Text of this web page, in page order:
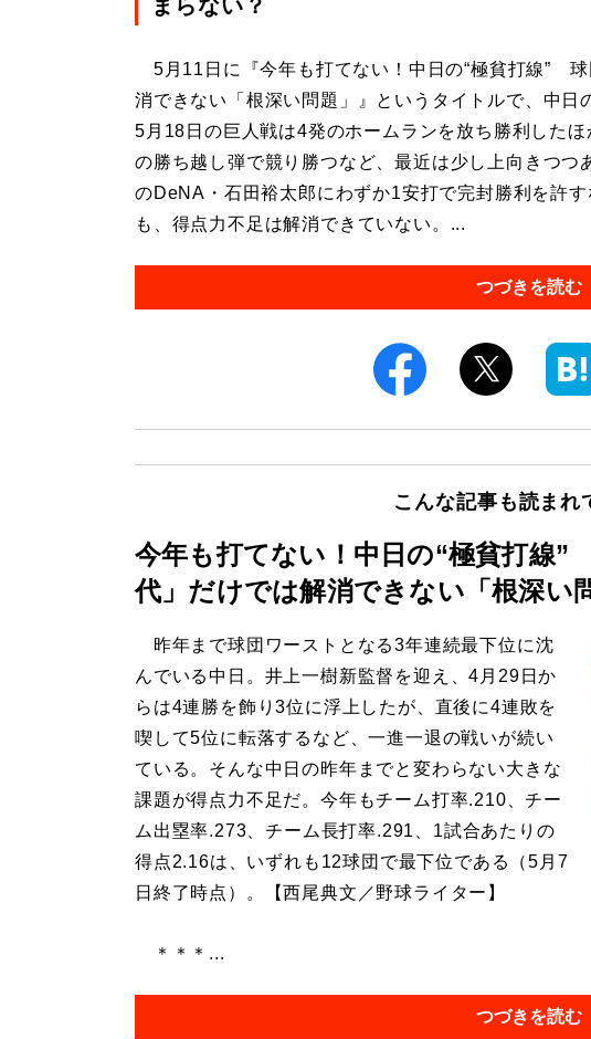
まらない？
5月11日に『今年も打てない！中日の“極貧打線”
消できない「根深い問題」』というタイトルで、中日
5月18日の巨人戦は4発のホームランを放ち勝利した
の勝ち越し弾で競り勝つなど、最近は少し上向きつつ
のDeNA・石田裕太郎にわずか1安打で完封勝利を許
も、得点力不足は解消できていない。...
つづきを読む
こんな記事も読まれ
今年も打てない！中日の“極貧打線
代」だけでは解消できない「根深い
昨年まで球団ワーストとなる3年連続最下位に沈
んでいる中日。井上一樹新監督を迎え、4月29日か
らは4連勝を飾り3位に浮上したが、直後に4連敗を
喫して5位に転落するなど、一進一退の戦いが続い
ている。そんな中日の昨年までと変わらない大きな
課題が得点力不足だ。今年もチーム打率.210、チー
ム出塁率.273、チーム長打率.291、1試合あたりの
得点2.16は、いずれも12球団で最下位である（5月7
日終了時点）。【西尾典文／野球ライター】
＊＊＊...
つづきを読む